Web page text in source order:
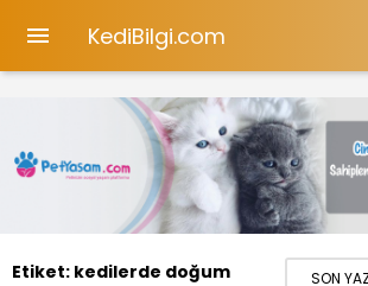
 KediBilgi.com
Etiket: kedilerde doğum